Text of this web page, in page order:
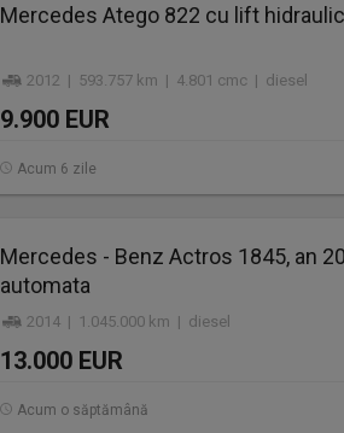
Mercedes Atego 822 cu lift hidraulic
2012 | 593.757 km | 4.801 cmc | diesel
9.900 EUR
Acum 6 zile
Mercedes - Benz Actros 1845, an
automata
2014 | 1.045.000 km | diesel
13.000 EUR
Acum o săptămână